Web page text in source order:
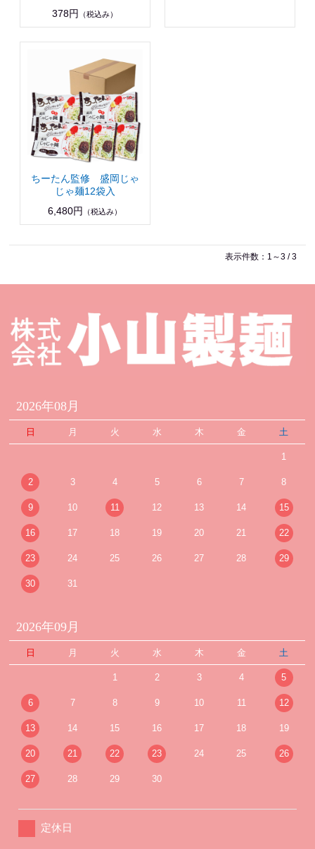
378円
（税込み）
ちーたん監修 盛岡じゃ
じゃ麺12袋入
6,480円
（税込み）
表示件数：1～3 / 3
2026年08月
日 月 火 水 木 金 土
1
2 3 4 5 6 7 8
9 10 11 12 13 14 15
16 17 18 19 20 21 22
23 24 25 26 27 28 29
30 31
2026年09月
日 月 火 水 木 金 土
1 2 3 4 5
6 7 8 9 10 11 12
13 14 15 16 17 18 19
20 21 22 23 24 25 26
27 28 29 30
定休日